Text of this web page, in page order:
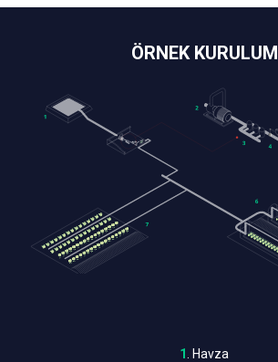
ÖRNEK KURULUM
1 . Havza